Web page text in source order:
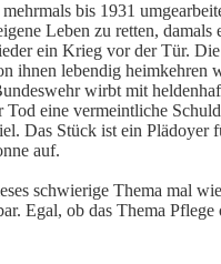
bis 1931
Leben zu retten, damals
ein Krieg vor der Tür.
ihnen lebendig heimkehren
wirbt mit
eine vermeintliche
Das Stück ist ein Plädoyer
auf.
schwierige Thema mal
Egal, ob das Thema Pflege